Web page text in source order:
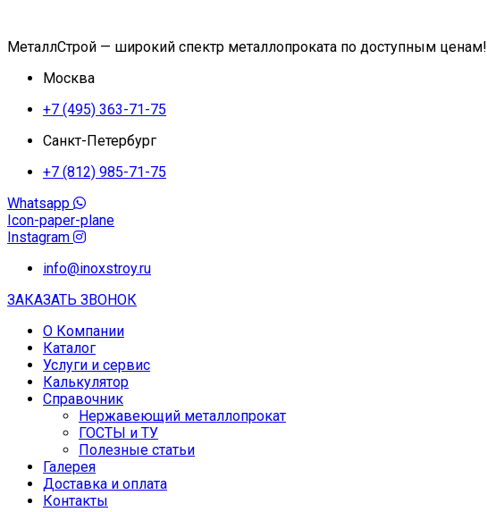
МеталлСтрой — широкий спектр металлопроката по доступным ценам!
Москва
+7 (495) 363-71-75
Санкт-Петербург
+7 (812) 985-71-75
Whatsapp
Icon-paper-plane
Instagram
info@inoxstroy.ru
ЗАКАЗАТЬ ЗВОНОК
О Компании
Каталог
Услуги и сервис
Калькулятор
Справочник
Нержавеющий металлопрокат
ГОСТЫ и ТУ
Полезные статьи
Галерея
Доставка и оплата
Контакты